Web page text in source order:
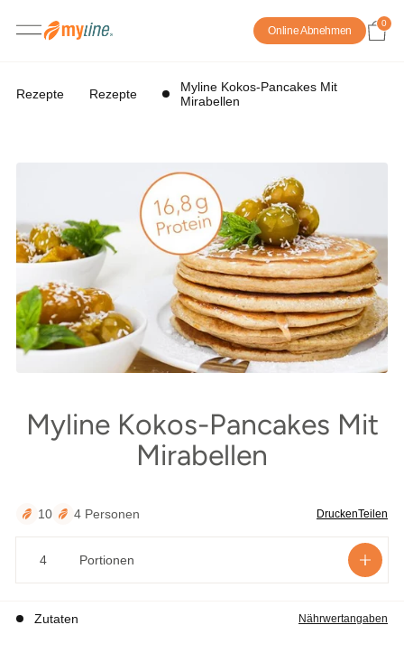
Online Abnehmen
0
Rezepte Rezepte
Myline Kokos-Pancakes Mit
Mirabellen
Myline Kokos-Pancakes Mit
Mirabellen
10 4 Personen DruckenTeilen
Portionen
Zutaten Nährwertangaben